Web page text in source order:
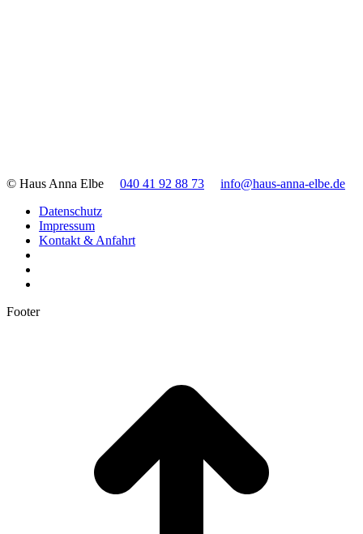
© Haus Anna Elbe 040 41 92 88 73
info@haus-anna-elbe.de
Datenschutz
Impressum
Kontakt & Anfahrt
Footer